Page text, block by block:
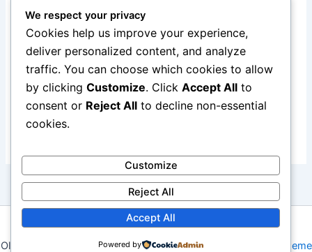
Save my name, email, and website in this browser
for the next time I comment.
Copyright © 2026 Merayakan Kompetisi Terbesar Dunia:
Olimpiade Sepanjang Masa | Powered byAstra WordPress Theme
We respect your privacy
Cookies help us improve your experience,
deliver personalized content, and analyze
traffic. You can choose which cookies to allow
by clicking Customize. Click Accept All to
consent or Reject All to decline non-essential
cookies.
Customize
Reject All
Accept All
Powered by